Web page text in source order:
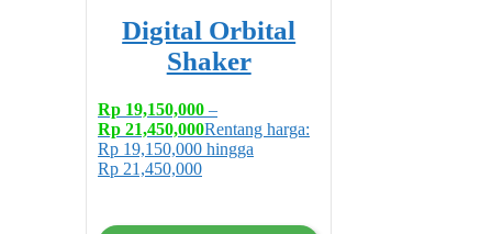
Digital Orbital
Shaker
Rp 19,150,000 –
Rp 21,450,000Rentang harga:
Rp 19,150,000 hingga
Rp 21,450,000